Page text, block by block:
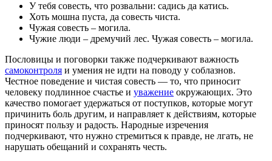
У тебя совесть, что розвальни: садись да катись.
Хоть мошна пуста, да совесть чиста.
Чужая совесть – могила.
Чужие люди – дремучий лес. Чужая совесть – могила.
Пословицы и поговорки также подчеркивают важность
самоконтроля и умения не идти на поводу у соблазнов.
Честное поведение и чистая совесть — то, что приносит
человеку подлинное счастье и уважение окружающих. Это
качество помогает удержаться от поступков, которые могут
причинить боль другим, и направляет к действиям, которые
приносят пользу и радость. Народные изречения
подчеркивают, что нужно стремиться к правде, не лгать, не
нарушать обещаний и сохранять честь.